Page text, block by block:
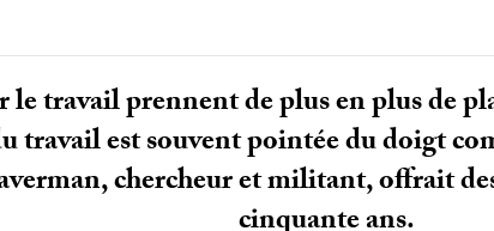
le travail prennent de plus en plus de
travail est souvent pointée du doigt
chercheur et militant, offrait